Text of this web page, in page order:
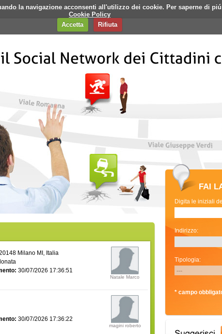
la navigazione acconsenti all'utilizzo dei cookie. Per saperne di
Cookie Policy
Accetta
Rifiuta
Contatti Banner
Milano MI, Italia
30/07/2026 17:36:51
Natale Marco
30/07/2026 17:36:22
magini roberto
FAI
Digita le iniziali
Indirizzo:
Tipologia:
* campo